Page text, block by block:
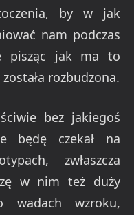
by w jak
nam podczas
pisząc jak ma to
rozbudzona.
bez jakiegoś
będę czekał na
zwłaszcza
w nim też duży
wadach wzroku,